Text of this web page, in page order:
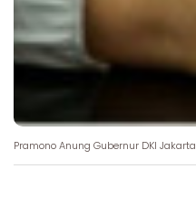
Pramono Anung Gubernur DKI Jakarta